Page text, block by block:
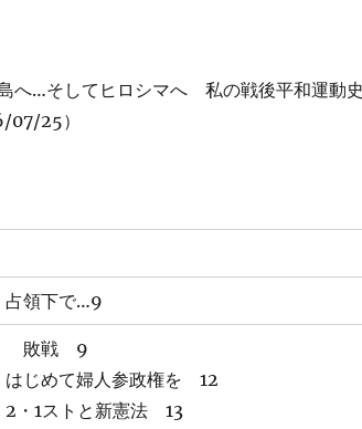
島へ…そしてヒロシマへ 私の戦後平和運動
07/25）
占領下で…9
敗戦 9
はじめて婦人参政権を 12
2・1ストと新憲法 13